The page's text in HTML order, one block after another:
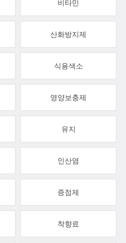
비타민
산화방지제
식용색소
영양보충제
유지
인산염
증점제
착향료